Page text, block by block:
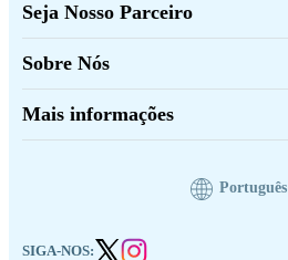
Turquia
França
Tailândia
Japão
Itália
Índia
Espanha
Seja Nosso Parceiro
Programa de Afiliados
Documentação da API
Sobre Nós
Mais informações
Dispositivos compatíveis com eSIM
Português
SIGA-NOS: